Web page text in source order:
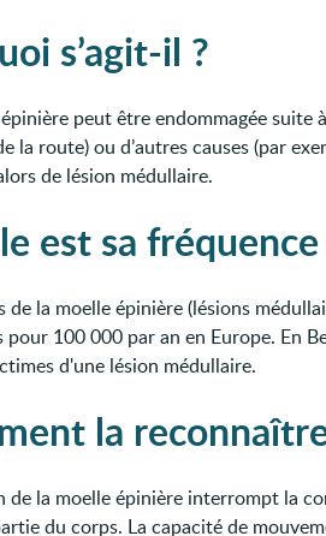
s’agit-il ?
peut être endommagée suite
la route) ou d’autres causes (par
de lésion médullaire.
est sa fréquence
de la moelle épinière (lésions
pour 100 000 par an en Europe. En
d'une lésion médullaire.
la
de la moelle épinière interrompt la
du corps. La capacité de